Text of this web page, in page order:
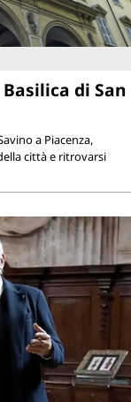
di San
a Piacenza,
città e ritrovarsi